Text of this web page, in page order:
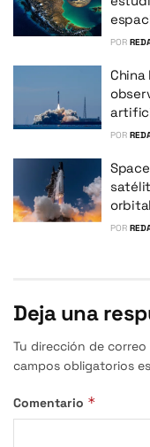
POR
POR
POR
Deja una
Tu dirección de
campos obligatorios
Comentario *